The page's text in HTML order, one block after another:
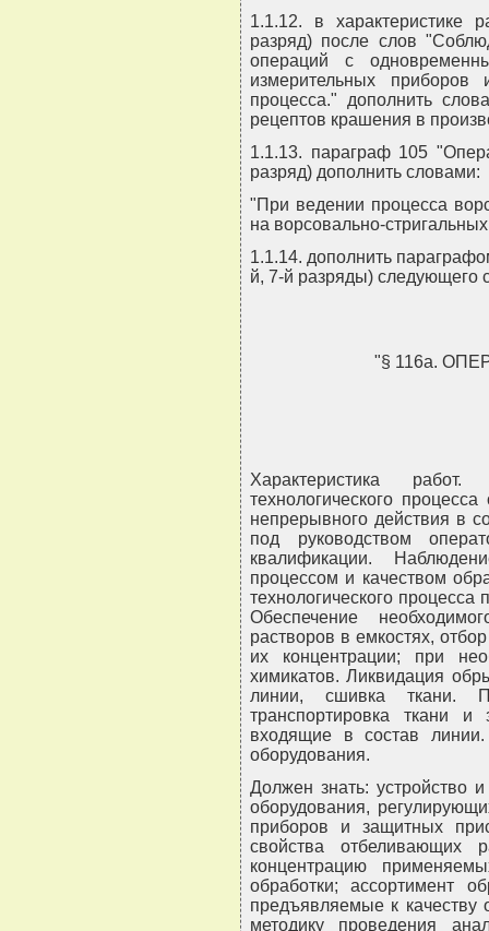
1.1.12. в характеристике
разряд) после слов
операций с
измерительных приборов
процесса." дополнить
рецептов крашения в
1.1.13. параграф 105
разряд) дополнить словами:
"При ведении процесса
на ворсовально-
1.1.14. дополнить
й, 7-й разряды) следующего
"§ 116а.
Характеристика
технологического
непрерывного действия в
под руководством
квалификации.
процессом и качеством
технологического
Обеспечение
растворов в емкостях,
их концентрации; при
химикатов. Ликвидация
линии, сшивка ткани.
транспортировка ткани
входящие в состав линии.
оборудования.
Должен знать: устройство
оборудования,
приборов и защитных
свойства отбеливающих
концентрацию
обработки; ассортимент
предъявляемые к качеству
методику проведения